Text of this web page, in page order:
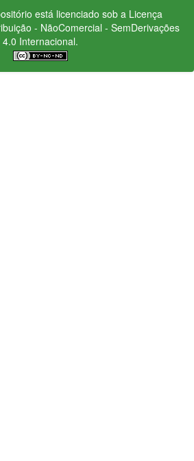
está licenciado sob a Licença
- NãoComercial - SemDerivações
4.0 Internacional.